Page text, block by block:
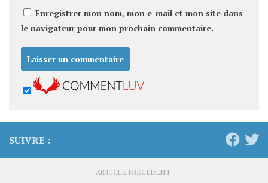
Enregistrer mon nom, mon e-mail et mon site dans
le navigateur pour mon prochain commentaire.
SUIVRE :
ARTICLE PRÉCÉDENT